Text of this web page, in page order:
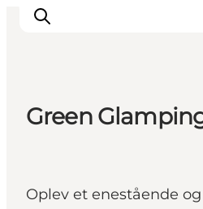
Det sker
Green
Oplev et enestående